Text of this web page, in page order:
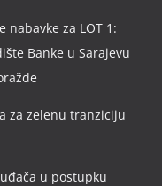
za LOT 1:
Banke u Sarajevu
za zelenu tranziciju
u postupku